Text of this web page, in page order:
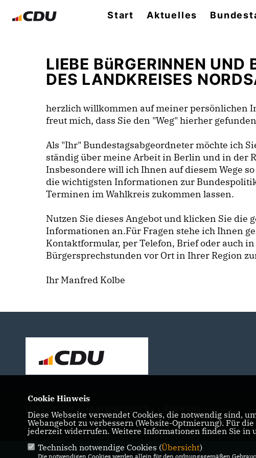
Start Aktuelles
LIEBE BüRGERINNEN UND
DES LANDKREISES
herzlich willkommen auf meiner persönlichen
freut mich, dass Sie den "Weg" hierher
Als "Ihr" Bundestagsabgeordneter möchte ich
ständig über meine Arbeit in Berlin und in der
Insbesondere will ich Ihnen auf diesem Wege
die wichtigsten Informationen zur
Terminen im Wahlkreis zukommen lassen.
Nutzen Sie dieses Angebot und klicken Sie die
Informationen an.Für Fragen stehe ich Ihnen
Kontaktformular, per Telefon, Brief oder auch
Bürgersprechstunden vor Ort in Ihrer Region
Ihr Manfred Kolbe
IMPRESSUM DATENSCHUTZ KONTAKT
@2026 Bundestagsabgeordneter Manfred
Cookie Hinweis
Diese Webseite verwendet Cookies, die notwendig sind,
Webangebot zu verbessern (Website-Optmierung). Für
jederzeit widerrufen. Weitere Informationen finden Sie in
Technisch notwendige Cookies (Übersicht)
Die notwendigen Cookies werden allein für den ordnungsgemäßen